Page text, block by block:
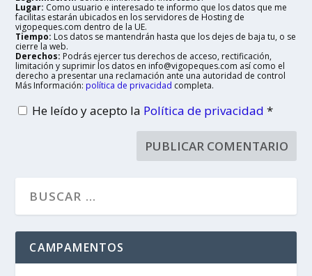
Lugar: Como usuario e interesado te informo que los datos que me
facilitas estarán ubicados en los servidores de Hosting de
vigopeques.com dentro de la UE.
Tiempo: Los datos se mantendrán hasta que los dejes de baja tu, o se
cierre la web.
Derechos: Podrás ejercer tus derechos de acceso, rectificación,
limitación y suprimir los datos en info@vigopeques.com así como el
derecho a presentar una reclamación ante una autoridad de control
Más Información: política de privacidad completa.
He leído y acepto la Política de privacidad*
CAMPAMENTOS